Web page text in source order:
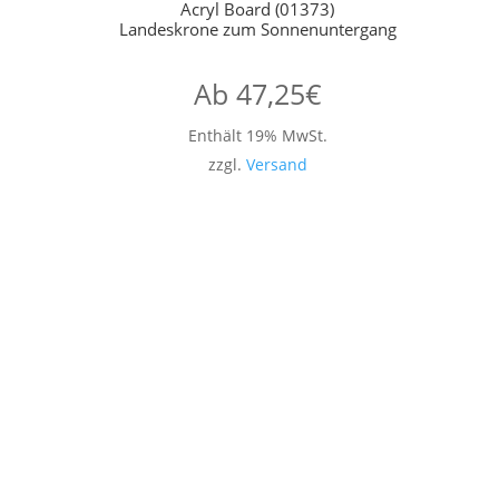
Acryl Board (01373)
Landeskrone zum Sonnenuntergang
Ab 47,25€
Enthält 19% MwSt.
zzgl. Versand